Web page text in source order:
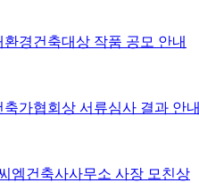
경건축대상 작품 공모 안내
축가협회상 서류심사 결과 안내
엠건축사사무소 사장 모친상